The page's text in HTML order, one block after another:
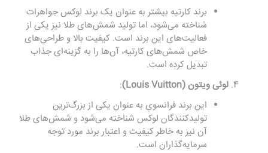
برند کارتیه بیشتر به عنوان یک برند لوکس جواهرات
شناخته می‌شود، اما تولید شمش‌های طلا نیز یکی از
فعالیت‌های این برند است. کیفیت بالا و طراحی‌های
خاص شمش‌های کارتیه، آن‌ها را به گزینه‌ای جذاب
تبدیل کرده است.
لوئی ویتون(Louis Vuitton)
:
این برند فرانسوی به عنوان یکی از بزرگ‌ترین
تولیدکنندگان لوکس شناخته می‌شود و شمش‌های طلا
آن نیز به خاطر کیفیت و اعتبار برند مورد توجه
سرمایه‌گذاران است.